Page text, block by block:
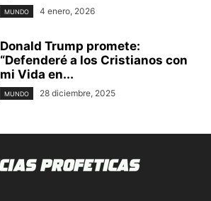
MUNDO 4 enero, 2026
Donald Trump promete:
“Defenderé a los Cristianos con
mi Vida en...
MUNDO 28 diciembre, 2025